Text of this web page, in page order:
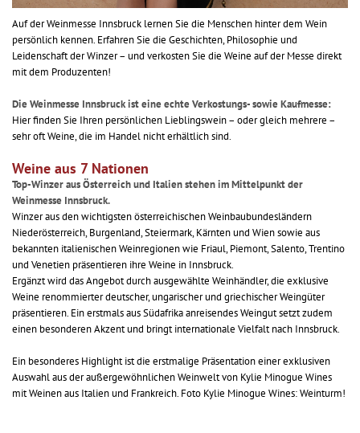
Auf der Weinmesse Innsbruck lernen Sie die Menschen hinter dem Wein
persönlich kennen. Erfahren Sie die Geschichten, Philosophie und
Leidenschaft der Winzer – und verkosten Sie die Weine auf der Messe direkt
mit dem Produzenten!
Die Weinmesse Innsbruck ist eine echte Verkostungs- sowie Kaufmesse:
Hier finden Sie Ihren persönlichen Lieblingswein – oder gleich mehrere –
sehr oft Weine, die im Handel nicht erhältlich sind.
Weine aus 7 Nationen
Top-Winzer aus Österreich und Italien stehen im Mittelpunkt der
Weinmesse Innsbruck.
Winzer aus den wichtigsten österreichischen Weinbaubundesländern
Niederösterreich, Burgenland, Steiermark, Kärnten und Wien sowie aus
bekannten italienischen Weinregionen wie Friaul, Piemont, Salento, Trentino
und Venetien präsentieren ihre Weine in Innsbruck.
Ergänzt wird das Angebot durch ausgewählte Weinhändler, die exklusive
Weine renommierter deutscher, ungarischer und griechischer Weingüter
präsentieren. Ein erstmals aus Südafrika anreisendes Weingut setzt zudem
einen besonderen Akzent und bringt internationale Vielfalt nach Innsbruck.
Ein besonderes Highlight ist die erstmalige Präsentation einer exklusiven
Auswahl aus der außergewöhnlichen Weinwelt von Kylie Minogue Wines
mit Weinen aus Italien und Frankreich. Foto Kylie Minogue Wines: Weinturm!